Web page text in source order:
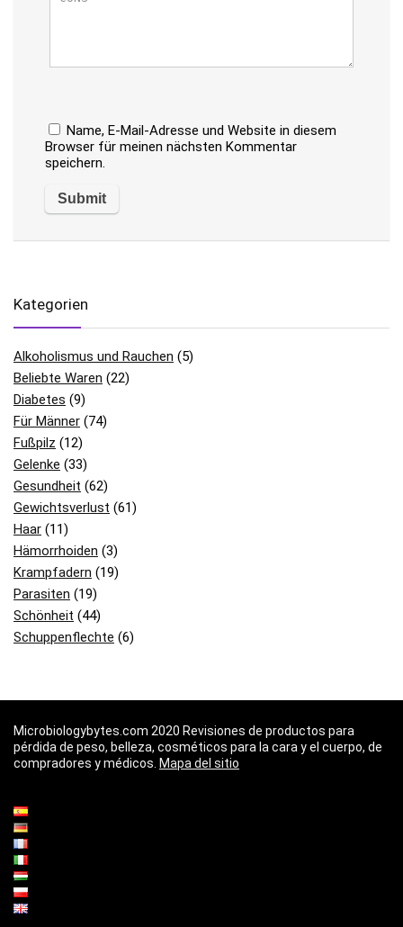
Name, E-Mail-Adresse und Website in diesem
Browser für meinen nächsten Kommentar
speichern.
Kategorien
Alkoholismus und Rauchen (5)
Beliebte Waren (22)
Diabetes (9)
Für Männer (74)
Fußpilz (12)
Gelenke (33)
Gesundheit (62)
Gewichtsverlust (61)
Haar (11)
Hämorrhoiden (3)
Krampfadern (19)
Parasiten (19)
Schönheit (44)
Schuppenflechte (6)
Microbiologybytes.com 2020 Revisiones de productos para
pérdida de peso, belleza, cosméticos para la cara y el cuerpo, de
compradores y médicos. Mapa del sitio